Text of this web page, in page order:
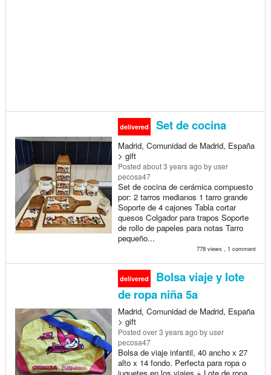
delivered Set de cocina
Madrid, Comunidad de Madrid, España
> gift
Posted about 3 years ago by user
pecosa47
Set de cocina de cerámica compuesto
por: 2 tarros medianos 1 tarro grande
Soporte de 4 cajones Tabla cortar
quesos Colgador para trapos Soporte
de rollo de papeles para notas Tarro
pequeño...
778 views , 1 comment
delivered
Bolsa viaje y lote
de ropa niña 5a
Madrid, Comunidad de Madrid, España
> gift
Posted over 3 years ago by user
pecosa47
Bolsa de viaje infantil, 40 ancho x 27
alto x 14 fondo. Perfecta para ropa o
juguetes en los viajes + Lote de ropa